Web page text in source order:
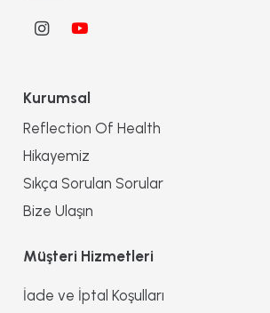
Kurumsal
Reflection Of Health
Hikayemiz
Sıkça Sorulan Sorular
Bize Ulaşın
Müşteri Hizmetleri
İade ve İptal Koşulları